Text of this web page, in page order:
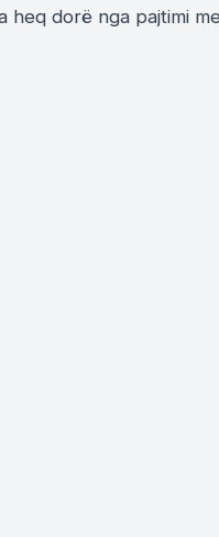
heq dorë nga pajtimi